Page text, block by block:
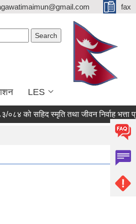
fax
LES
को सहिद स्मृति तथा जीवन निर्वाह भत्ता